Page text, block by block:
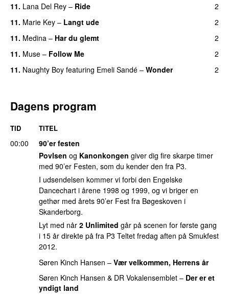
11. Lana Del Rey – Ride
2
11. Marie Key – Langt ude
2
11. Medina – Har du glemt
2
11. Muse – Follow Me
2
11. Naughty Boy featuring Emeli Sandé – Wonder 2
Dagens program
TID TITEL
00:00
90’er festen
Povlsen og Kanonkongen giver dig fire skarpe timer
med 90’er Festen, som du kender den fra P3.
I udsendelsen kommer vi forbi den Engelske
Dancechart i årene 1998 og 1999, og vi briger en
gethør med årets 90’er Fest fra Bøgeskoven i
Skanderborg.
Lyt med når 2 Unlimited går på scenen for første gang
i 15 år direkte på fra P3 Teltet fredag aften på Smukfest
2012.
Søren Kinch Hansen – Vær velkommen, Herrens år
Søren Kinch Hansen & DR Vokalensemblet – Der er et
yndigt land